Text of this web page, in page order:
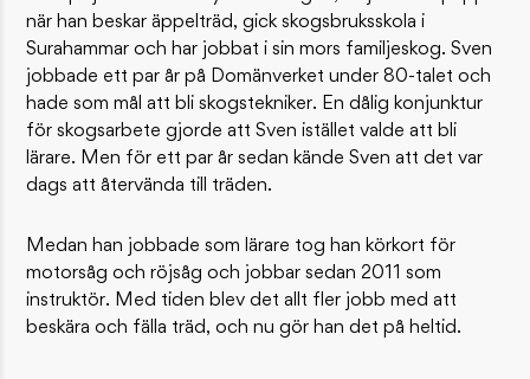
när han beskar äppelträd, gick skogsbruksskola i
Surahammar och har jobbat i sin mors familjeskog. Sven
jobbade ett par år på Domänverket under 80-talet och
hade som mål att bli skogstekniker. En dålig konjunktur
för skogsarbete gjorde att Sven istället valde att bli
lärare. Men för ett par år sedan kände Sven att det var
dags att återvända till träden.
Medan han jobbade som lärare tog han körkort för
motorsåg och röjsåg och jobbar sedan 2011 som
instruktör. Med tiden blev det allt fler jobb med att
beskära och fälla träd, och nu gör han det på heltid.